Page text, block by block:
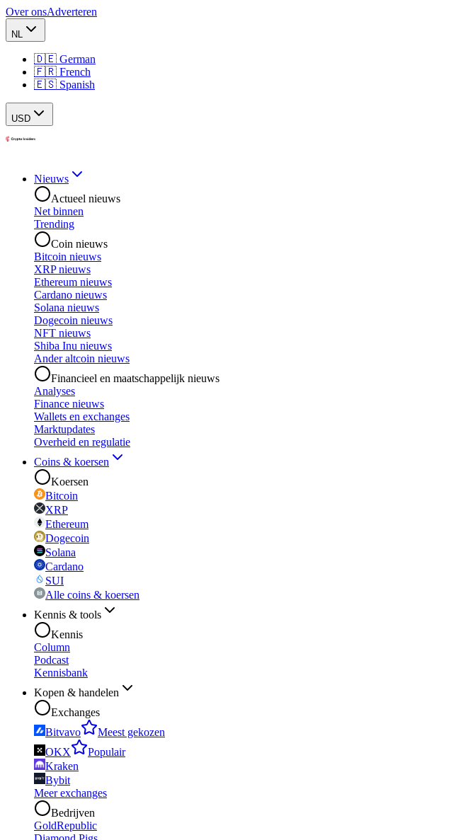
Over onsAdverteren
NL
🇩🇪 German
🇫🇷 French
🇪🇸 Spanish
USD
Nieuws
Actueel nieuws
Net binnen
Trending
Coin nieuws
Bitcoin nieuws
XRP nieuws
Ethereum nieuws
Cardano nieuws
Solana nieuws
Dogecoin nieuws
NFT nieuws
Shiba Inu nieuws
Ander altcoin nieuws
Financieel en maatschappelijk nieuws
Analyses
Finance nieuws
Wallets en exchanges
Marktupdates
Overheid en regulatie
Coins & koersen
Koersen
Bitcoin
XRP
Ethereum
Dogecoin
Solana
Cardano
SUI
Alle coins & koersen
Kennis & tools
Kennis
Column
Podcast
Kennisbank
Kopen & handelen
Exchanges
Bitvavo
Meest gekozen
OKX
Populair
Kraken
Bybit
Meer exchanges
Bedrijven
GoldRepublic